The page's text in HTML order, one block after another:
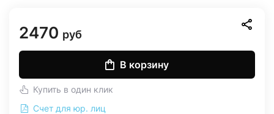
2470 руб
В корзину
Купить в один клик
Счет для юр. лиц